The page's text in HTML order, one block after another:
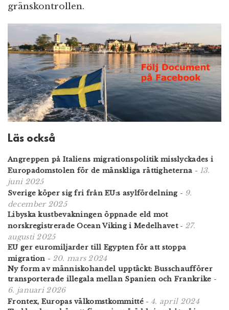
gränskontrollen.
Läs också
Angreppen på Italiens migrationspolitik misslyckades i
Europadomstolen för de mänskliga rättigheterna - 13.
juni 2025
Sverige köper sig fri från EU:s asylfördelning- 9.
december 2025
Libyska kustbevakningen öppnade eld mot
norskregistrerade Ocean Viking i Medelhavet- 27.
augusti 2025
EU ger euromiljarder till Egypten för att stoppa
migration - 20. mars 2024
Ny form av människohandel upptäckt: Busschaufförer
transporterade illegala mellan Spanien och Frankrike -
6. januari 2026
Frontex, Europas välkomst­kommitté- 4. april 2024